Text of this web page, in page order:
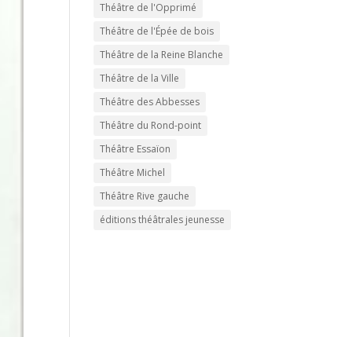
Théâtre de l'Opprimé
Théâtre de l'Épée de bois
Théâtre de la Reine Blanche
Théâtre de la Ville
Théâtre des Abbesses
Théâtre du Rond-point
Théâtre Essaïon
Théâtre Michel
Théâtre Rive gauche
éditions théâtrales jeunesse